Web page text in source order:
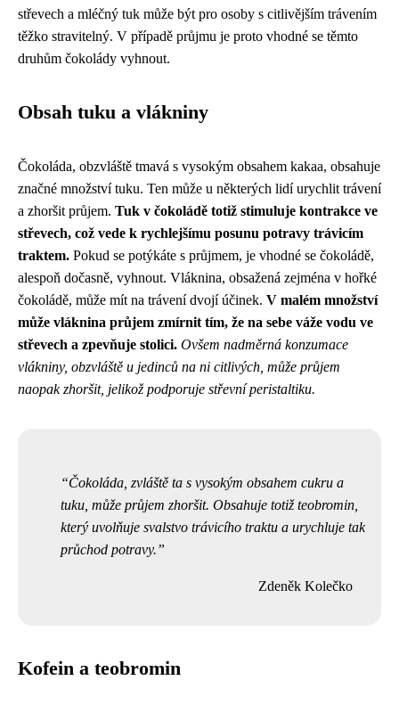
střevech a mléčný tuk může být pro osoby s citlivějším trávením
těžko stravitelný. V případě průjmu je proto vhodné se těmto
druhům čokolády vyhnout.
Obsah tuku a vlákniny
Čokoláda, obzvláště tmavá s vysokým obsahem kakaa, obsahuje
značné množství tuku. Ten může u některých lidí urychlit trávení
a zhoršit průjem. Tuk v čokoládě totiž stimuluje kontrakce ve
střevech, což vede k rychlejšímu posunu potravy trávicím
traktem. Pokud se potýkáte s průjmem, je vhodné se čokoládě,
alespoň dočasně, vyhnout. Vláknina, obsažená zejména v hořké
čokoládě, může mít na trávení dvojí účinek. V malém množství
může vláknina průjem zmírnit tím, že na sebe váže vodu ve
střevech a zpevňuje stolici. Ovšem nadměrná konzumace
vlákniny, obzvláště u jedinců na ni citlivých, může průjem
naopak zhoršit, jelikož podporuje střevní peristaltiku.
Čokoláda, zvláště ta s vysokým obsahem cukru a
tuku, může průjem zhoršit. Obsahuje totiž teobromin,
který uvolňuje svalstvo trávicího traktu a urychluje tak
průchod potravy.
Zdeněk Kolečko
Kofein a teobromin